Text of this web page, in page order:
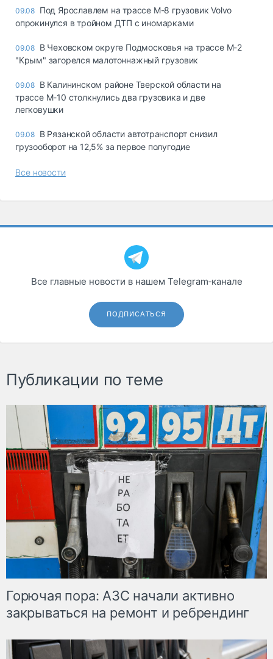
09.08 Под Ярославлем на трассе М-8 грузовик Volvo
опрокинулся в тройном ДТП с иномарками
09.08 В Чеховском округе Подмосковья на трассе М-2
"Крым" загорелся малотоннажный грузовик
09.08 В Калининском районе Тверской области на
трассе М-10 столкнулись два грузовика и две
легковушки
09.08 В Рязанской области автотранспорт снизил
грузооборот на 12,5% за первое полугодие
Все новости
Все главные новости в нашем Telegram‑канале
ПОДПИСАТЬСЯ
Публикации по теме
Горючая пора: АЗС начали активно
закрываться на ремонт и ребрендинг